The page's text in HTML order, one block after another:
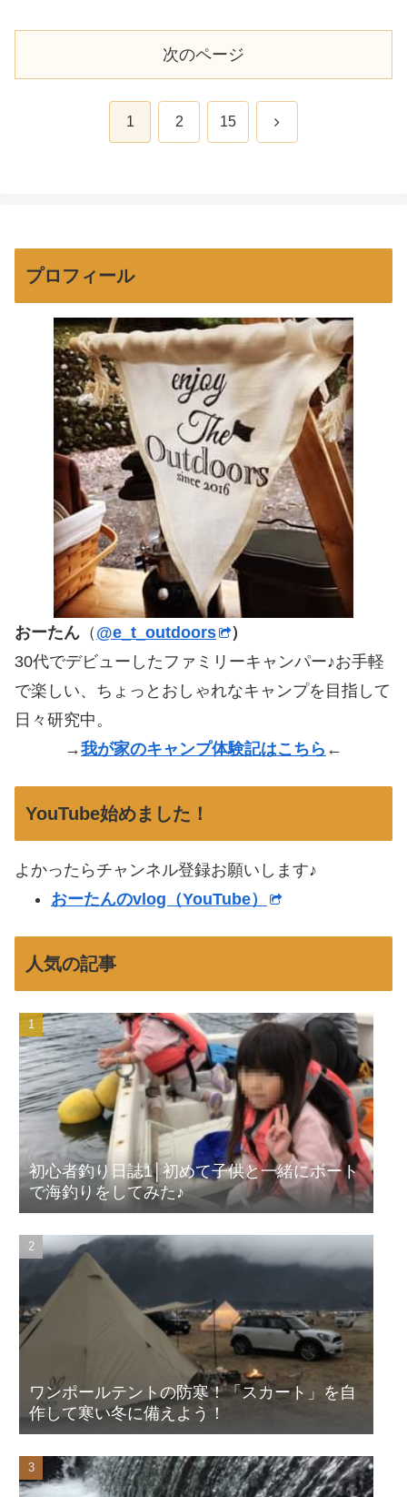
次のページ
1 2 15 次
プロフィール
おーたん （ @e_t_outdoors
）
30代でデビューしたファミリーキャンパー♪お手軽
で楽しい、ちょっとおしゃれなキャンプを目指して
日々研究中。
→我が家のキャンプ体験記はこちら ←
YouTube始めました！
よかったらチャンネル登録お願いします♪
おーたんのvlog（YouTube）
人気の記事
初心者釣り日誌1│初めて子供と一緒にボート
で海釣りをしてみた♪
ワンポールテントの防寒！「スカート」を自
作して寒い冬に備えよう！